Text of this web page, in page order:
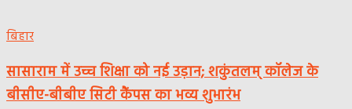
बिहार
सासाराम में उच्च शिक्षा को नई उड़ान; शकुंतलम् कॉलेज के
बीसीए-बीबीए सिटी कैंपस का भव्य शुभारंभ